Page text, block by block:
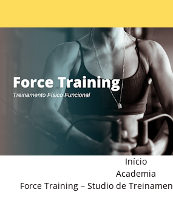
Início
Academia
Force Training – Studio de